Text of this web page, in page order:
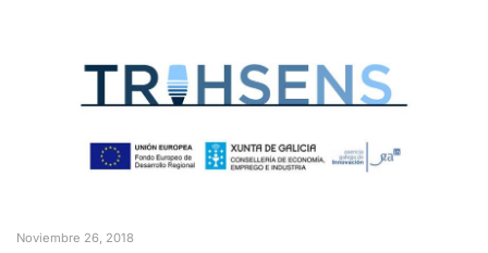
Noviembre 26, 2018